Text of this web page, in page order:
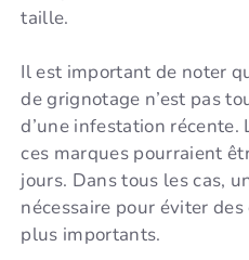
taille.
Il est important de noter
de grignotage n’est pas
d’une infestation
ces marques pourraient
jours. Dans tous les cas,
nécessaire pour éviter
plus importants.